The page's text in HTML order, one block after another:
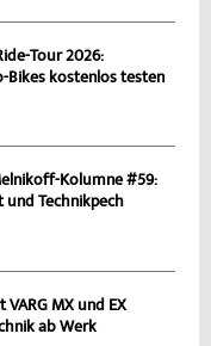
Tour 2026:
kostenlos testen
Kolumne #59:
und Technikpech
MX und EX
ab Werk